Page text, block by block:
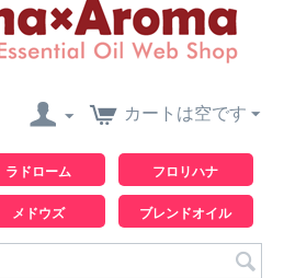
カートは空です
ラドローム フロリハナ
メドウズ ブレンドオイル